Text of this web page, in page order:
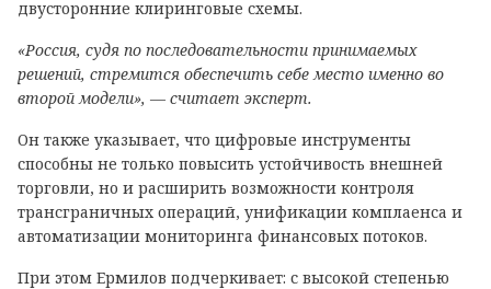
двусторонние клиринговые схемы.
«Россия, судя по последовательности принимаемых
решений, стремится обеспечить себе место именно во
второй модели», — считает эксперт.
Он также указывает, что цифровые инструменты
способны не только повысить устойчивость внешней
торговли, но и расширить возможности контроля
трансграничных операций, унификации комплаенса и
автоматизации мониторинга финансовых потоков.
При этом Ермилов подчеркивает: с высокой степенью